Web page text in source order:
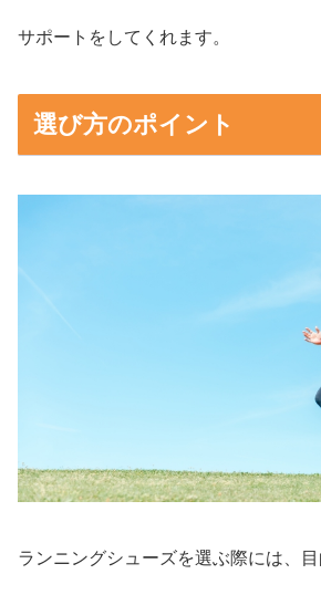
サポートをしてくれます。
選び方のポイント
ランニングシューズを選ぶ際には、